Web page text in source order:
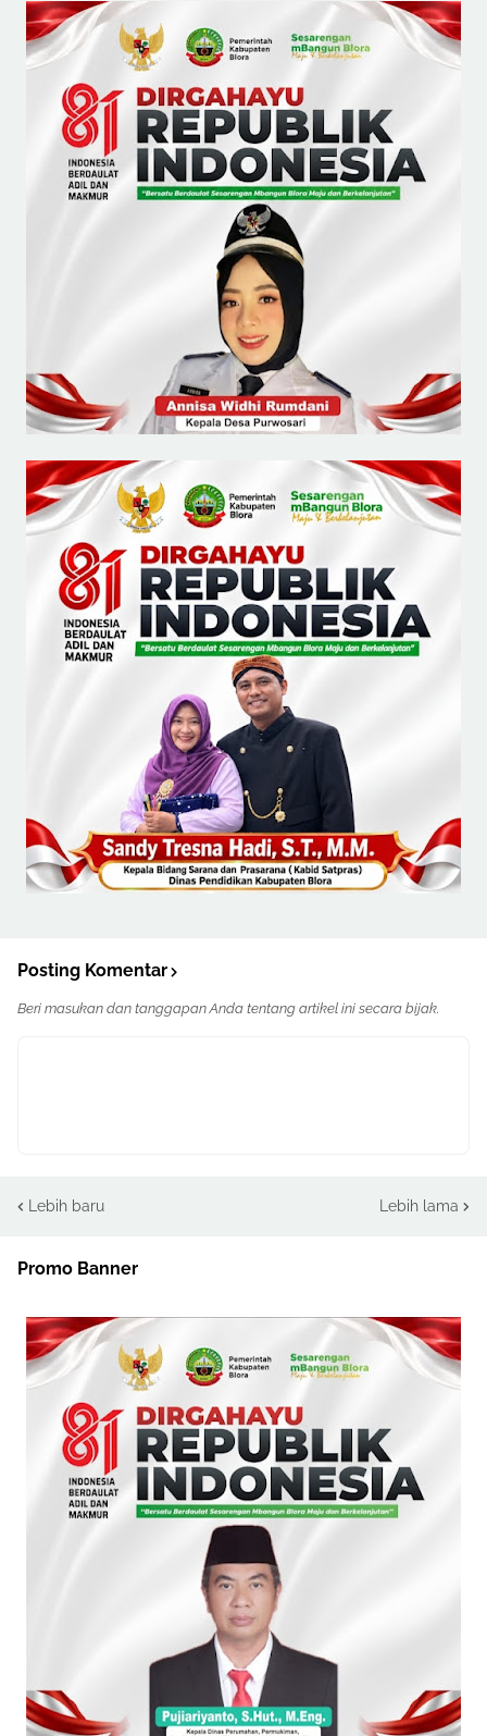
Posting Komentar
Beri masukan dan tanggapan Anda tentang artikel ini secara bijak.
Lebih baru Lebih lama
Promo Banner